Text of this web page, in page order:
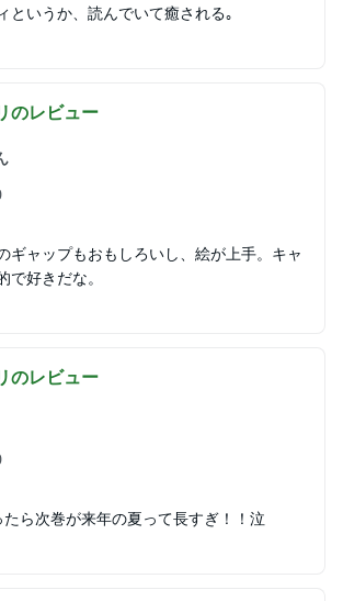
というか、読んでいて癒される｡
のレビュー
ギャップもおもしろいし、絵が上手。キャ
で好きだな。
のレビュー
ら次巻が来年の夏って長すぎ！！泣